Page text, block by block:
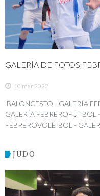
GALERÍA DE FOTOS
10 mar 2022
BALONCESTO - GALERÍA
GALERÍA FEBREROFÚTBOL
FEBREROVOLEIBOL -
JUDO